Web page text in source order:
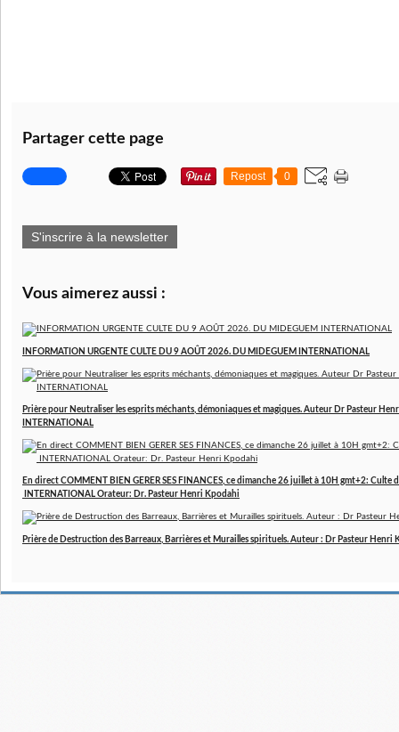
Partager cette page
Repost 0
S'inscrire à la newsletter
Vous aimerez aussi :
INFORMATION URGENTE CULTE DU 9 AOÛT 2026. DU MIDEGUEM INTERNATIONAL
Prière pour Neutraliser les esprits méchants, démoniaques et magiques. Auteur Dr Pasteur
INTERNATIONAL
En direct COMMENT BIEN GERER SES FINANCES, ce dimanche 26 juillet à 10H gmt+2:
INTERNATIONAL Orateur: Dr. Pasteur Henri Kpodahi
Prière de Destruction des Barreaux, Barrières et Murailles spirituels. Auteur : Dr Pasteur Henri